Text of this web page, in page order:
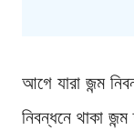
আগে যারা জন্ম
নিবন্ধনে থাকা